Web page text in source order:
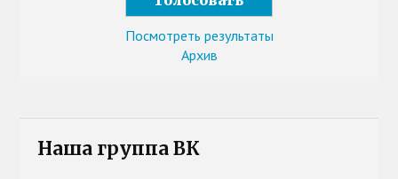
Посмотреть результаты
Архив
Наша группа ВК